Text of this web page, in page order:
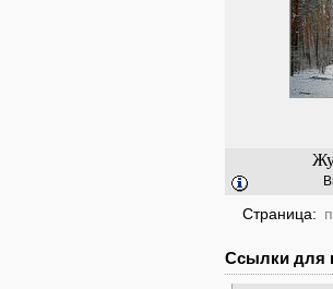
Страница:
Ссылки для